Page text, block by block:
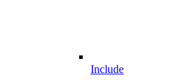
Include